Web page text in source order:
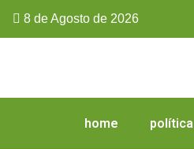
8 de Agosto de 2026
home política